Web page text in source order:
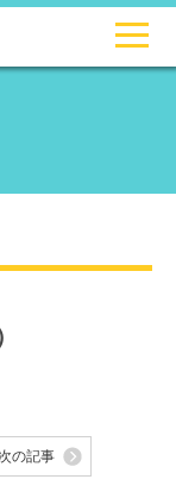
次の記事